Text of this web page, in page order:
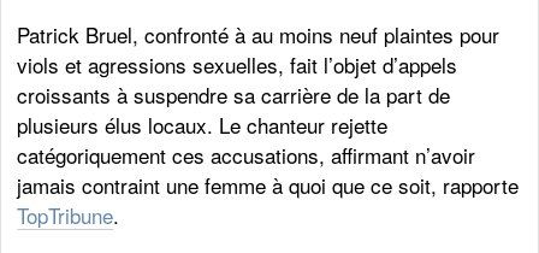
Patrick Bruel, confronté à au moins neuf plaintes pour
viols et agressions sexuelles, fait l’objet d’appels
croissants à suspendre sa carrière de la part de
plusieurs élus locaux. Le chanteur rejette
catégoriquement ces accusations, affirmant n’avoir
jamais contraint une femme à quoi que ce soit, rapporte
TopTribune.